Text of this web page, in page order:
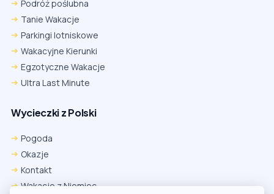
Podróż poślubna
Tanie Wakacje
Parkingi lotniskowe
Wakacyjne Kierunki
Egzotyczne Wakacje
Ultra Last Minute
Wycieczki z Polski
Pogoda
Okazje
Kontakt
Wakacje z Niemiec